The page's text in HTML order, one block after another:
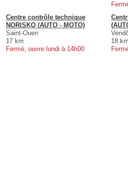
Centre contrôle technique
NORISKO (AUTO - MOTO)
Saint-Ouen
17 km
Fermé, ouvre lundi à 14h00
18 km